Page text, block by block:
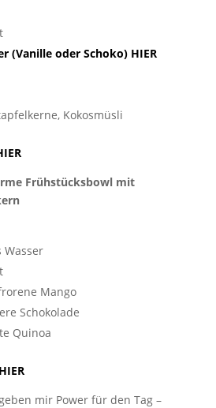
(Vanille oder Schoko) HIER
Kokosmüsli
Frühstücksbowl mit
Wasser
Mango
Schokolade
Quinoa
HIER
mir Power für den Tag –